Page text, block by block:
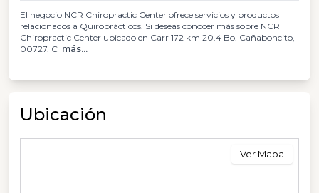
El negocio NCR Chiropractic Center ofrece servicios y productos
relacionados a Quiroprácticos. Si deseas conocer más sobre NCR
Chiropractic Center ubicado en Carr 172 km 20.4 Bo. Cañaboncito,
00727. C más...
Ubicación
Ver Mapa